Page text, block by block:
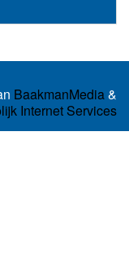
BaakmanMedia&
Internet Services